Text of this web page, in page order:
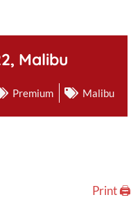
Malibu
Premium Malibu
Print 🖨